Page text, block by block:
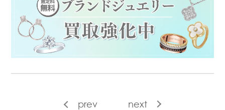
prev next